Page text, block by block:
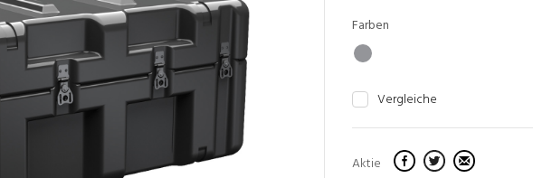
Farben
Vergleiche
Aktie